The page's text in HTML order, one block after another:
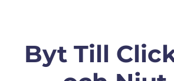
Byt Till